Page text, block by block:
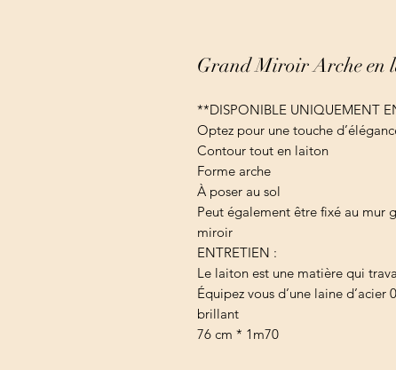
Grand Miroir Arche en
**DISPONIBLE UNIQUEMENT
Optez pour une touche
Contour tout en laiton
Forme arche
À poser au sol
Peut également être fixé au mur
miroir
ENTRETIEN :
Le laiton est une matière qui
Équipez vous d’une laine
brillant
76 cm * 1m70